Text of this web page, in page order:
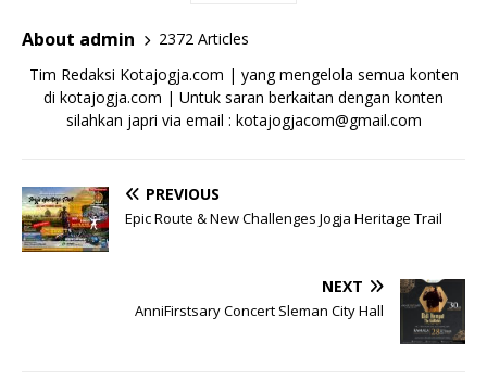
About admin
2372 Articles
Tim Redaksi Kotajogja.com | yang mengelola semua konten
di kotajogja.com | Untuk saran berkaitan dengan konten
silahkan japri via email : kotajogjacom@gmail.com
PREVIOUS
Epic Route & New Challenges Jogja Heritage Trail
NEXT
AnniFirstsary Concert Sleman City Hall